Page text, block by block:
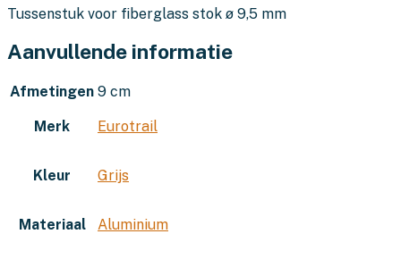
Tussenstuk voor fiberglass stok ø 9,5 mm
Aanvullende informatie
Afmetingen 9 cm
Merk Eurotrail
Kleur Grijs
Materiaal Aluminium